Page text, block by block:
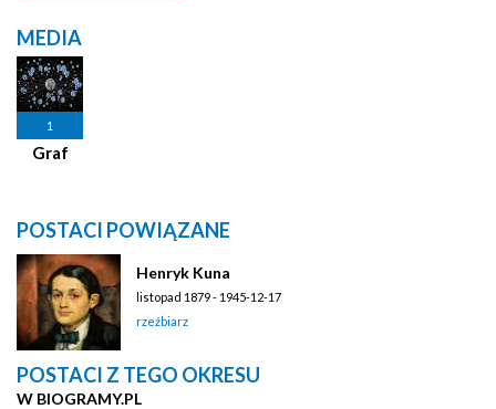
MEDIA
1
Graf
POSTACI POWIĄZANE
Henryk Kuna
listopad 1879 - 1945-12-17
rzeźbiarz
POSTACI Z TEGO OKRESU
W BIOGRAMY.PL